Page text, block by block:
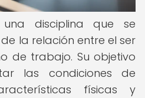
disciplina que se
la relación entre el ser
de trabajo. Su objetivo
las condiciones de
físicas y